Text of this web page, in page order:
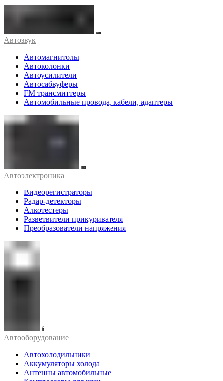
Автозвук
Автомагнитолы
Автоколонки
Автоусилители
Автосабвуферы
FM трансмиттеры
Автомобильные провода, кабели, адаптеры
Автоэлектроника
Видеорегистраторы
Радар-детекторы
Алкотестеры
Разветвители прикуривателя
Преобразователи напряжения
Автооборудование
Автохолодильники
Аккумуляторы холода
Антенны автомобильные